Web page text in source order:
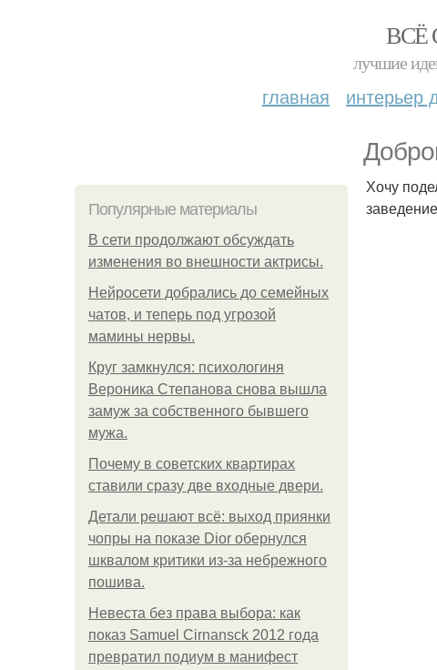
ВСЁ
лучшие
главная интерьер
Популярные материалы
В сети продолжают обсуждать
изменения во внешности актрисы.
Нейросети добрались до семейных
чатов, и теперь под угрозой
мамины нервы.
Круг замкнулся: психологиня
Вероника Степанова снова вышла
замуж за собственного бывшего
мужа.
Почему в советских квартирах
ставили сразу две входные двери.
Детали решают всё: выход приянки
чопры на показе Dior обернулся
шквалом критики из-за небрежного
пошива.
Невеста без права выбора: как
показ Samuel Cirnansck 2012 года
превратил подиум в манифест
Хочу